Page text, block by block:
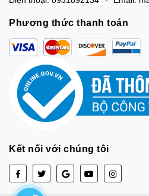
Phương thức thanh toán
Kết nối với chúng tôi